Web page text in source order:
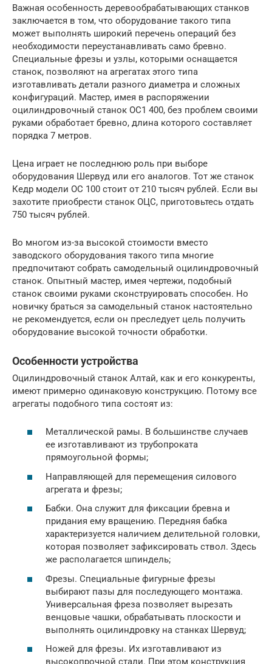
Важная особенность деревообрабатывающих станков
заключается в том, что оборудование такого типа
может выполнять широкий перечень операций без
необходимости переустанавливать само бревно.
Специальные фрезы и узлы, которыми оснащается
станок, позволяют на агрегатах этого типа
изготавливать детали разного диаметра и сложных
конфигураций. Мастер, имея в распоряжении
оцилиндровочный станок ОС1 400, без проблем своими
руками обработает бревно, длина которого составляет
порядка 7 метров.
Цена играет не последнюю роль при выборе
оборудования Шервуд или его аналогов. Тот же станок
Кедр модели ОС 100 стоит от 210 тысяч рублей. Если вы
захотите приобрести станок ОЦС, приготовьтесь отдать
750 тысяч рублей.
Во многом из-за высокой стоимости вместо
заводского оборудования такого типа многие
предпочитают собрать самодельный оцилиндровочный
станок. Опытный мастер, имея чертежи, подобный
станок своими руками сконструировать способен. Но
новичку браться за самодельный станок настоятельно
не рекомендуется, если он преследует цель получить
оборудование высокой точности обработки.
Особенности устройства
Оцилиндровочный станок Алтай, как и его конкуренты,
имеют примерно одинаковую конструкцию. Потому все
агрегаты подобного типа состоят из:
Металлической рамы. В большинстве случаев
ее изготавливают из трубопроката
прямоугольной формы;
Направляющей для перемещения силового
агрегата и фрезы;
Бабки. Она служит для фиксации бревна и
придания ему вращению. Передняя бабка
характеризуется наличием делительной головки,
которая позволяет зафиксировать ствол. Здесь
же располагается шпиндель;
Фрезы. Специальные фигурные фрезы
выбирают пазы для последующего монтажа.
Универсальная фреза позволяет вырезать
венцовые чашки, обрабатывать плоскости и
выполнять оцилиндровку на станках Шервуд;
Ножей для фрезы. Их изготавливают из
высокопрочной стали. При этом конструкция